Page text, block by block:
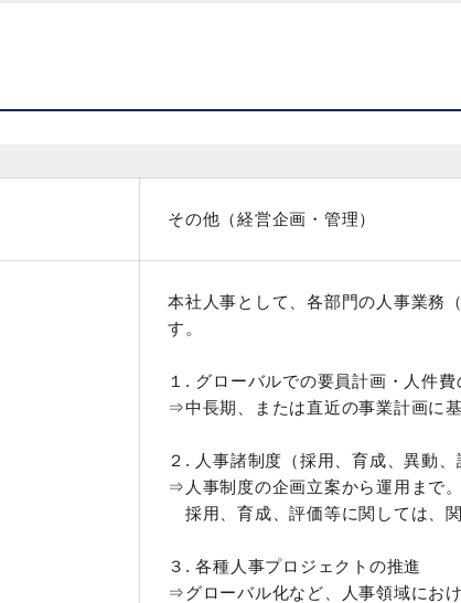
その他（経営企画・管理）
本社人事として、各部門の人事業務
す。
１. グローバルでの要員計画・人件費
⇒中長期、または直近の事業計画に
２. 人事諸制度（採用、育成、異動
⇒人事制度の企画立案から運用まで。
採用、育成、評価等に関しては、
３. 各種人事プロジェクトの推進
⇒グローバル化など、人事領域にお